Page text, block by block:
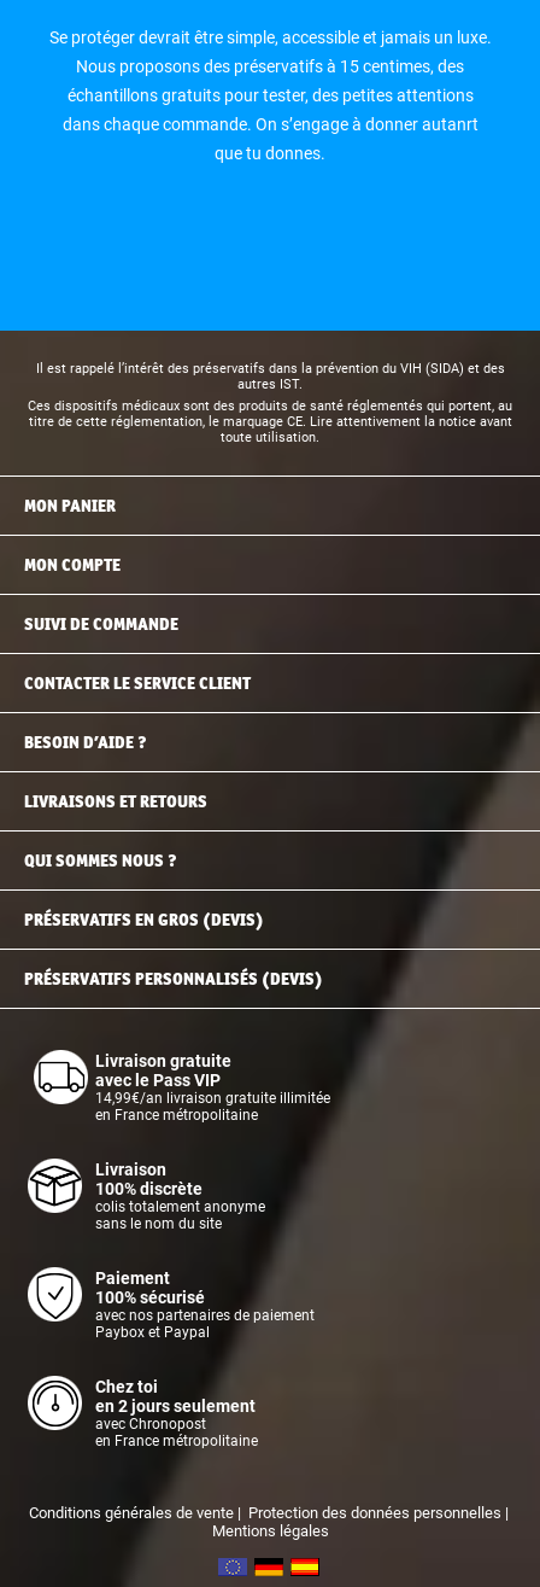
Se protéger devrait être simple, accessible et jamais un luxe.
Nous proposons des préservatifs à 15 centimes, des
échantillons gratuits pour tester, des petites attentions
dans chaque commande. On s’engage à donner autanrt
que tu donnes.
Il est rappelé l’intérêt des préservatifs dans la prévention du VIH (SIDA) et des
autres IST.
Ces dispositifs médicaux sont des produits de santé réglementés qui portent, au
titre de cette réglementation, le marquage CE. Lire attentivement la notice avant
toute utilisation.
MON PANIER
MON COMPTE
SUIVI DE COMMANDE
CONTACTER LE SERVICE CLIENT
BESOIN D’AIDE ?
LIVRAISONS ET RETOURS
QUI SOMMES NOUS ?
PRÉSERVATIFS EN GROS (DEVIS)
PRÉSERVATIFS PERSONNALISÉS (DEVIS)
Livraison gratuite
avec le Pass VIP
14,99€/an livraison gratuite illimitée
en France métropolitaine
Livraison
100% discrète
colis totalement anonyme
sans le nom du site
Paiement
100% sécurisé
avec nos partenaires de paiement
Paybox et Paypal
Chez toi
en 2 jours seulement
avec Chronopost
en France métropolitaine
Conditions générales de vente| Protection des données personnelles |
Mentions légales